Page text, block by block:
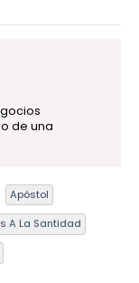
de una
Apóstol
A La Santidad